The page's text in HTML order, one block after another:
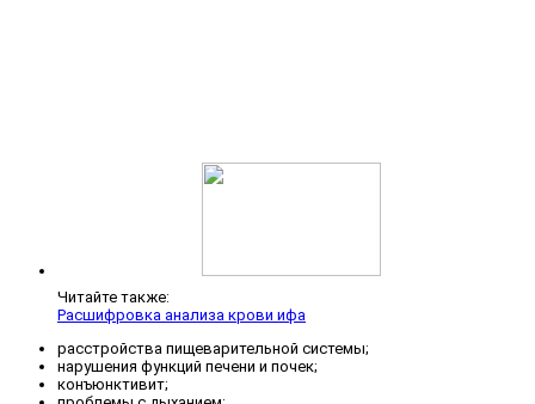
Читайте также:
Расшифровка анализа крови ифа
расстройства пищеварительной системы;
нарушения функций печени и почек;
конъюнктивит;